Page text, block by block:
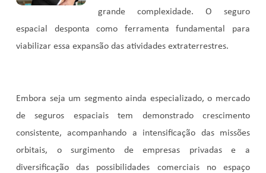
grande complexidade. O seguro
espacial desponta como ferramenta fundamental para
viabilizar essa expansão das atividades extraterrestres.
Embora seja um segmento ainda especializado, o mercado
de seguros espaciais tem demonstrado crescimento
consistente, acompanhando a intensificação das missões
orbitais, o surgimento de empresas privadas e a
diversificação das possibilidades comerciais no espaço